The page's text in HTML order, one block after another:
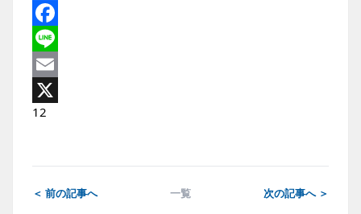
Facebook
Line
Email
X
1 2
＜ 前の記事へ 一覧 次の記事へ ＞